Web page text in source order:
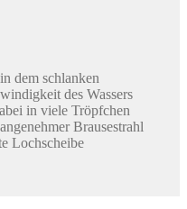
dem schlanken
des Wassers
in viele Tröpfchen
Brausestrahl
Lochscheibe